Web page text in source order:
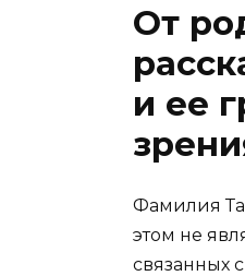
От
и ее
Фамилия
этом не
связанных